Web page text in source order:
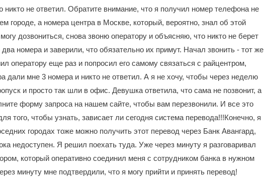
никто не ответил. Обратите внимание, что я получил номер телефона не
городе, а номера центра в Москве, который, вероятно, знал об этой
дозвониться, снова звоню оператору и объясняю, что никто не берет
номера и заверили, что обязательно их примут. Начал звонить - тот же
оператору еще раз и попросил его самому связаться с райцентром,
дали мне 3 номера и никто не ответил. А я не хочу, чтобы через неделю
и просто так шли в офис. Девушка ответила, что сама не позвонит, а
форму запроса на нашем сайте, чтобы вам перезвонили. И все это
того, чтобы узнать, зависает ли сегодня система перевода!!!Конечно, я
городах тоже можно получить этот перевод через Банк Авангард,
недоступен. Я решил поехать туда. Уже через минуту я разговаривал
который оперативно соединил меня с сотрудником банка в нужном
минуту мне подтвердили, что я могу прийти и принять перевод!